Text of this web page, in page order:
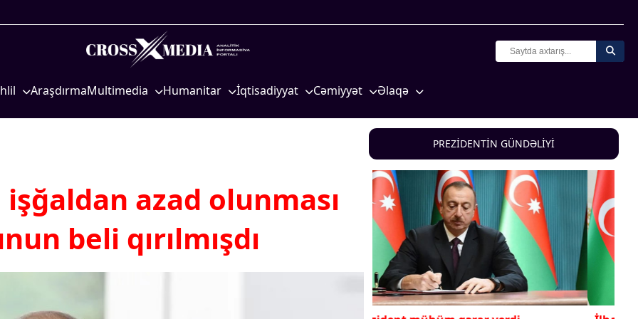
AraşdırmaMultimedia Humanitar
Mədəniyyətimizin Zəfəri
Zəfər Diasporu
İqtisadiyyat
Kənd təsərrüfatı
Hərbi sənaye
nəqliyyat
Cəmiyyət
Məhkəmə və hüquq
Zəfər - 5
Gənclər və İdman
Əlaqə
azad olunması
beli qırılmışdı
PREZİDENTİN GÜNDƏLİYİ